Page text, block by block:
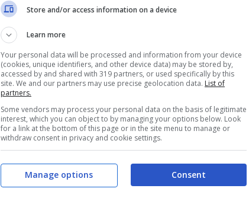
Store and/or access information on a device
Learn more
Your personal data will be processed and information from your device
(cookies, unique identifiers, and other device data) may be stored by,
accessed by and shared with 319 partners, or used specifically by this
site. We and our partners may use precise geolocation data. List of
partners.
Some vendors may process your personal data on the basis of legitimate
interest, which you can object to by managing your options below. Look
for a link at the bottom of this page or in the site menu to manage or
withdraw consent in privacy and cookie settings.
Consent
Manage options